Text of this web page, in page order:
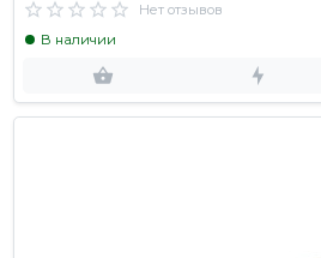
Нет отзывов
В наличии